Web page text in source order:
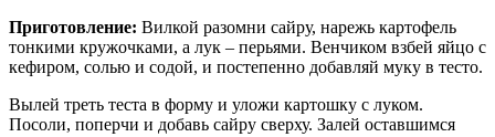
Приготовление: Вилкой разомни сайру, нарежь картофель
тонкими кружочками, а лук – перьями. Венчиком взбей яйцо с
кефиром, солью и содой, и постепенно добавляй муку в тесто.
Вылей треть теста в форму и уложи картошку с луком.
Посоли, поперчи и добавь сайру сверху. Залей оставшимся